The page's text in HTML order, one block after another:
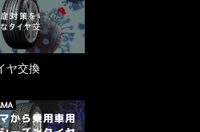
ヤ交換